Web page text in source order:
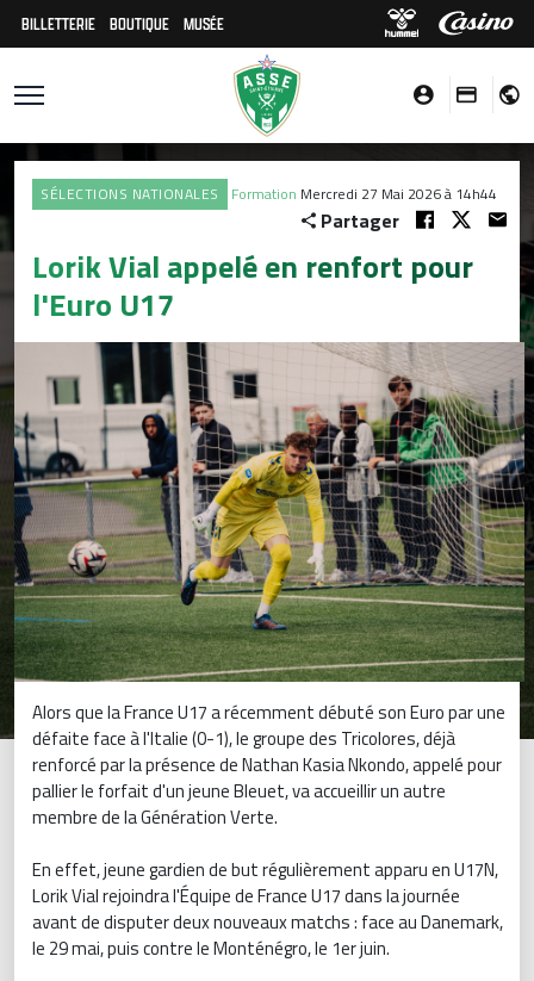
BILLETTERIE BOUTIQUE MUSÉE
SÉLECTIONS NATIONALES Formation Mercredi 27 Mai 2026 à 14h44
Partager
Lorik Vial appelé en renfort pour
l'Euro U17
Alors que la France U17 a récemment débuté son Euro par une
défaite face à l'Italie (0-1), le groupe des Tricolores, déjà
renforcé par la présence de Nathan Kasia Nkondo, appelé pour
pallier le forfait d'un jeune Bleuet, va accueillir un autre
membre de la Génération Verte.
En effet, jeune gardien de but régulièrement apparu en U17N,
Lorik Vial rejoindra l'Équipe de France U17 dans la journée
avant de disputer deux nouveaux matchs : face au Danemark,
le 29 mai, puis contre le Monténégro, le 1er juin.